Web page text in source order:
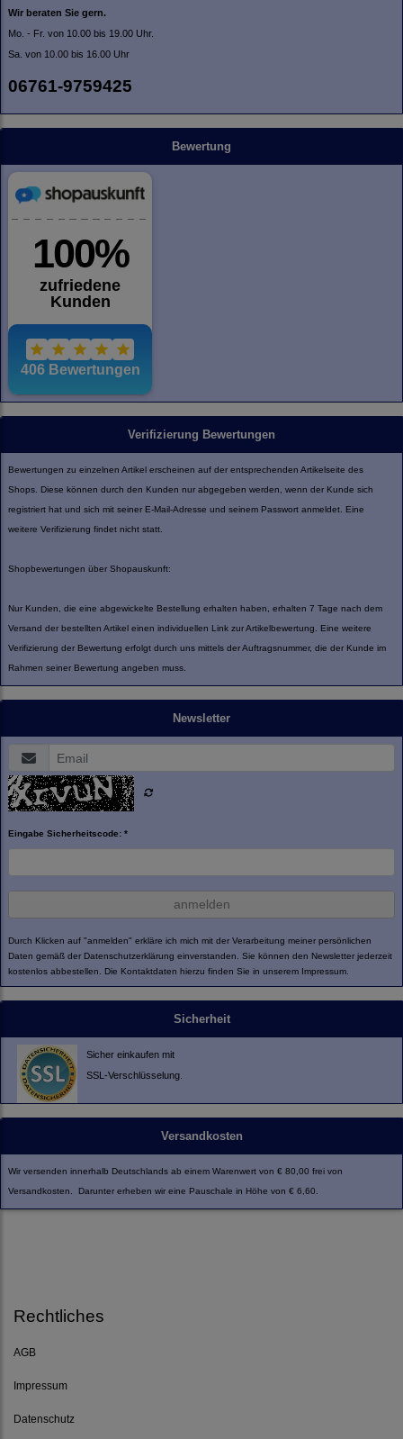
Wir beraten Sie gern.
Mo. - Fr. von 10.00 bis 19.00 Uhr.
Sa. von 10.00 bis 16.00 Uhr
06761-9759425
Bewertung
Verifizierung Bewertungen
Bewertungen zu einzelnen Artikel erscheinen auf der entsprechenden Artikelseite des
Shops. Diese können durch den Kunden nur abgegeben werden, wenn der Kunde sich
registriert hat und sich mit seiner E-Mail-Adresse und seinem Passwort anmeldet. Eine
weitere Verifizierung findet nicht statt.
Shopbewertungen über Shopauskunft:
Nur Kunden, die eine abgewickelte Bestellung erhalten haben, erhalten 7 Tage nach dem
Versand der bestellten Artikel einen individuellen Link zur Artikelbewertung. Eine weitere
Verifizierung der Bewertung erfolgt durch uns mittels der Auftragsnummer, die der Kunde im
Rahmen seiner Bewertung angeben muss.
Newsletter
Eingabe Sicherheitscode: *
anmelden
Durch Klicken auf "anmelden" erkläre ich mich mit der Verarbeitung meiner persönlichen
Daten gemäß der Datenschutzerklärung einverstanden. Sie können den Newsletter jederzeit
kostenlos abbestellen. Die Kontaktdaten hierzu finden Sie in unserem Impressum.
Sicherheit
Sicher einkaufen mit
SSL-Verschlüsselung.
Versandkosten
Wir versenden innerhalb Deutschlands ab einem Warenwert von € 80,00 frei von
Versandkosten. Darunter erheben wir eine Pauschale in Höhe von € 6,60.
Rechtliches
AGB
Impressum
Datenschutz